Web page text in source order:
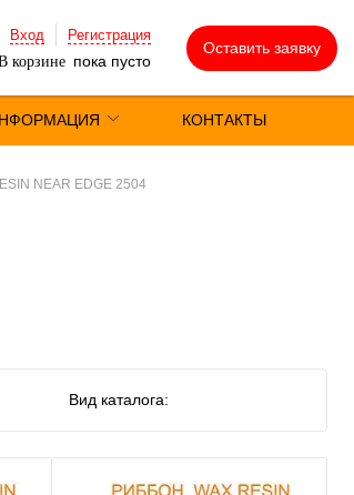
Вход
Регистрация
корзине пока пусто
Оставить заявку
КОНТАКТЫ
NEAR EDGE 2504
Вид каталога: